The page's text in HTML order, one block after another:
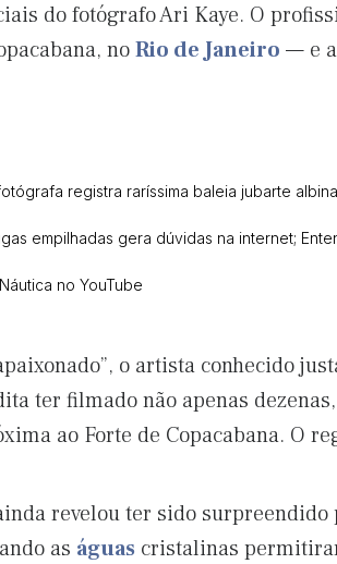
do fotógrafo Ari Kaye. O
noRio de Janeiro — e
registra raríssima baleia jubarte
empilhadas gera dúvidas na internet;
no YouTube
o artista conhecido
ter filmado não apenas
ao Forte de Copacabana. O
revelou ter sido
as águas cristalinas